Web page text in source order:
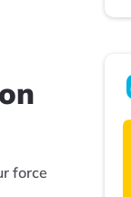
force